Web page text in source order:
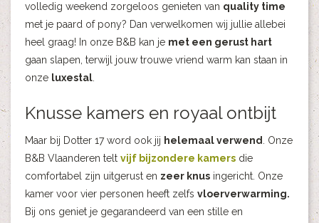
volledig weekend zorgeloos genieten van quality time
met je paard of pony? Dan verwelkomen wij jullie allebei
heel graag! In onze B&B kan je met een gerust hart
gaan slapen, terwijl jouw trouwe vriend warm kan staan in
onze luxestal.
Knusse kamers en royaal ontbijt
Maar bij Dotter 17 word ook jij helemaal verwend. Onze
B&B Vlaanderen telt vijf bijzondere kamers die
comfortabel zijn uitgerust en zeer knus ingericht. Onze
kamer voor vier personen heeft zelfs vloerverwarming.
Bij ons geniet je gegarandeerd van een stille en